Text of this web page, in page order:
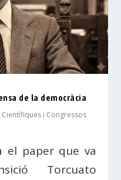
de la democràcia
i Congressos
el paper que va
Torcuato